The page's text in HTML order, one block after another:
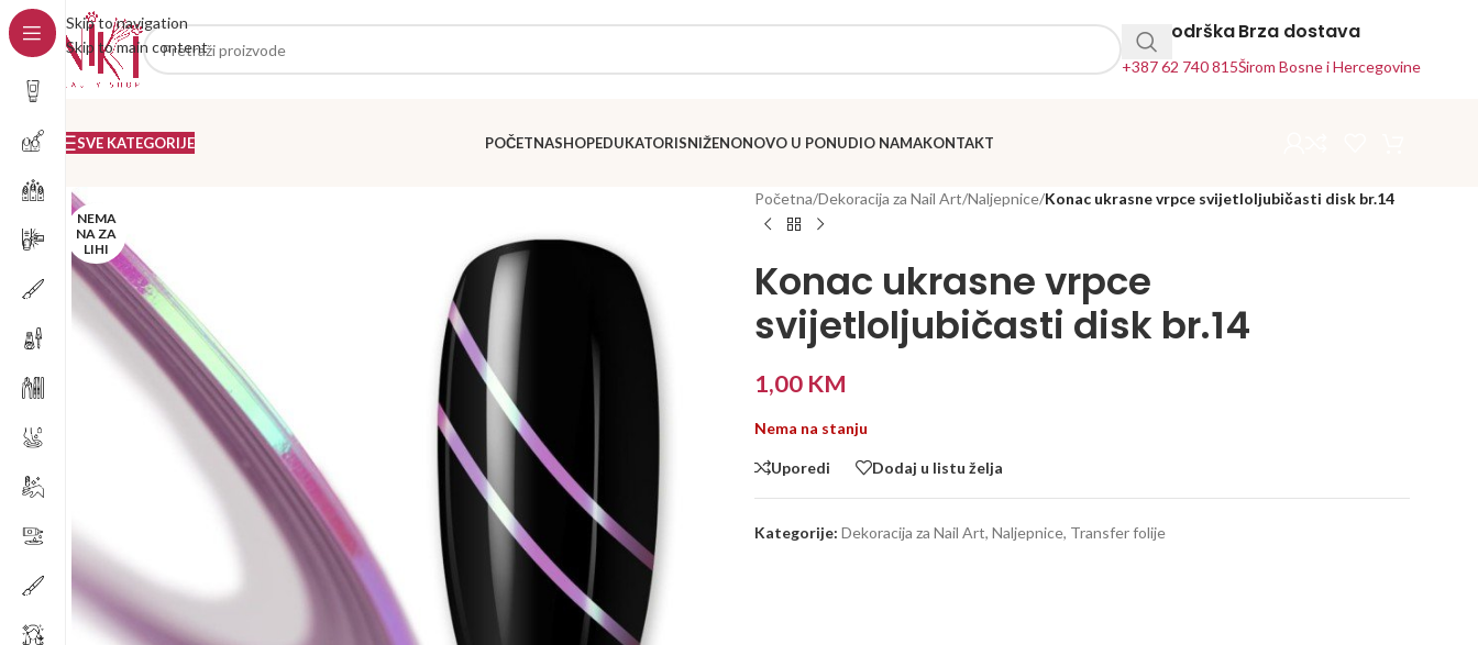
Skip to navigation
Skip to main content
24h Podrška
+387 62 740 815
Brza dostava
Širom Bosne i Hercegovine
SVE KATEGORIJE POČETNASHOPEDUKATORISNIŽENONOVO U PONUDIO NAMAKONTAKT
NEMA
NA ZA
LIHI
Početna/Dekoracija za Nail Art/Naljepnice/Konac ukrasne vrpce svijetloljubičasti disk br.14
Konac ukrasne vrpce
svijetloljubičasti disk br.14
1,00 KM
Nema na stanju
Uporedi Dodaj u listu želja
Kategorije: Dekoracija za Nail Art, Naljepnice, Transfer folije